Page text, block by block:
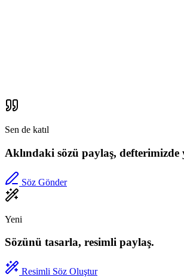
Sen de katıl
Aklındaki sözü paylaş, defterimizde
Söz Gönder
Yeni
Sözünü tasarla, resimli paylaş.
Resimli Söz Oluştur